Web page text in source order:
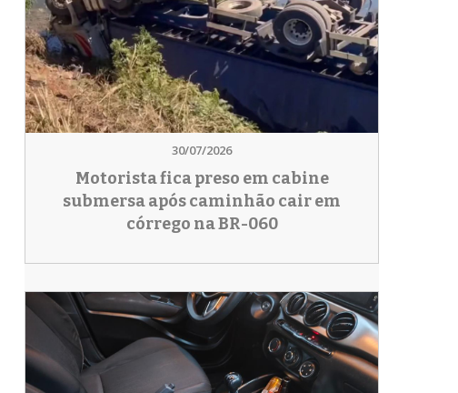
30/07/2026
Motorista fica preso em cabine
submersa após caminhão cair em
córrego na BR-060